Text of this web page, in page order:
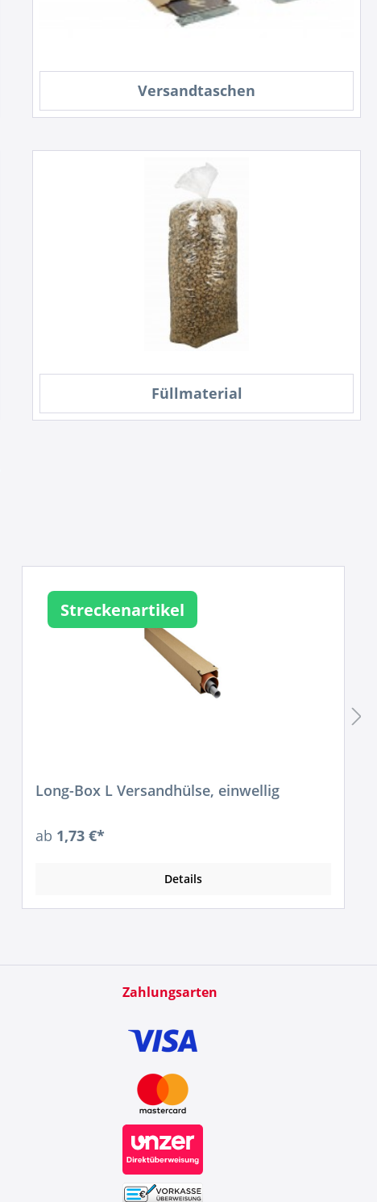
Versandtaschen
Füllmaterial
Streckenartikel
Long-Box L Versandhülse, einwellig
ab 1,73 €*
Details
Zahlungsarten